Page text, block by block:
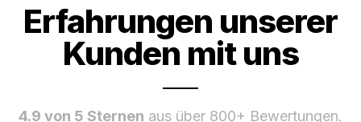
Erfahrungen unserer
Kunden mit uns
4.9 von 5 Sternen aus über 800+ Bewertungen.